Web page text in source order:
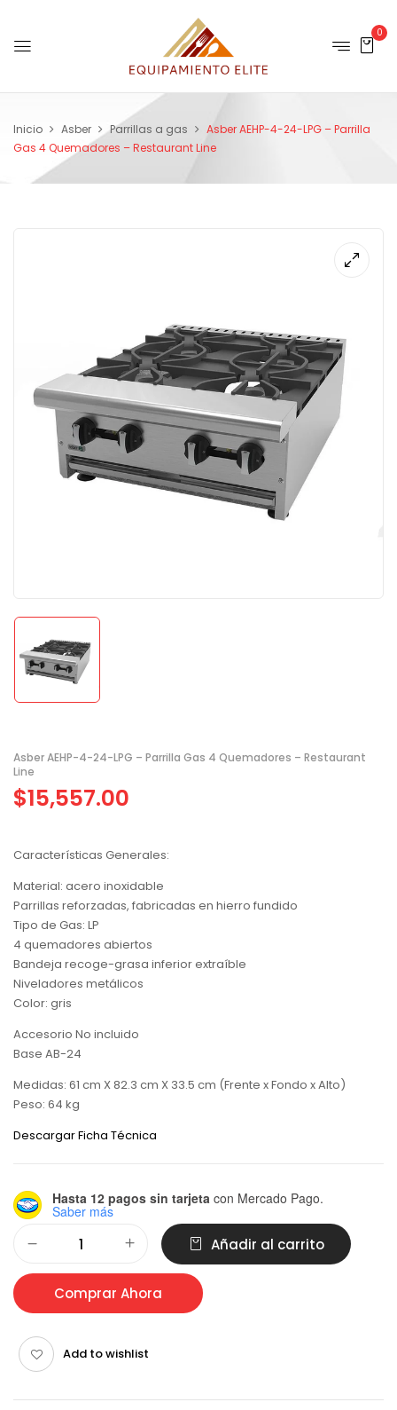
0
Inicio Asber Parrillas a gas
Asber AEHP-4-24-LPG – Parrilla
Gas 4 Quemadores – Restaurant Line
Asber AEHP-4-24-LPG – Parrilla Gas 4 Quemadores – Restaurant
Line
$15,557.00
Características Generales:
Material: acero inoxidable
Parrillas reforzadas, fabricadas en hierro fundido
Tipo de Gas: LP
4 quemadores abiertos
Bandeja recoge-grasa inferior extraíble
Niveladores metálicos
Color: gris
Accesorio No incluido
Base AB-24
Medidas: 61 cm X 82.3 cm X 33.5 cm (Frente x Fondo x Alto)
Peso: 64 kg
Descargar Ficha Técnica
Hasta 12 pagos sin tarjeta con Mercado Pago.
Saber más
Añadir al carrito
Comprar Ahora
Add to wishlist